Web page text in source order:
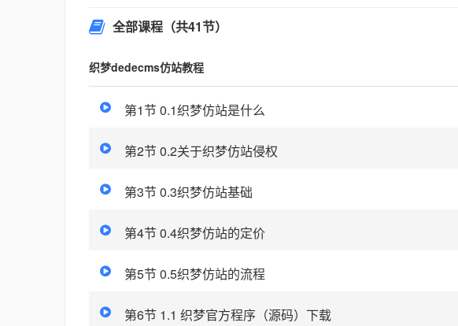
全部课程 （共41节）
织梦dedecms仿站教程
第1节 0.1织梦仿站是什么
第2节 0.2关于织梦仿站侵权
第3节 0.3织梦仿站基础
第4节 0.4织梦仿站的定价
第5节 0.5织梦仿站的流程
第6节 1.1 织梦官方程序（源码）下载